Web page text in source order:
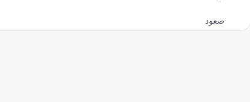
صعود